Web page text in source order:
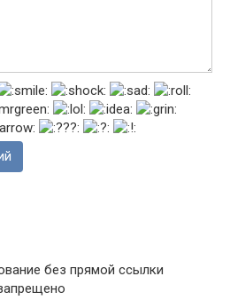
без прямой ссылки